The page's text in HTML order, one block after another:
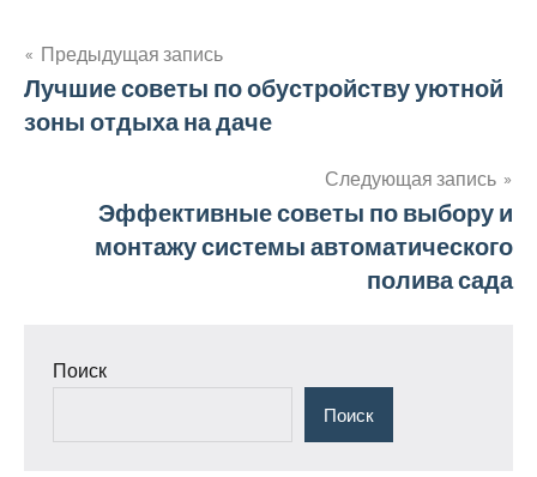
Навигация
по
Предыдущая запись
Лучшие советы по обустройству уютной
зоны отдыха на даче
Следующая запись
Эффективные советы по выбору и
монтажу системы автоматического
полива сада
Поиск
Поиск